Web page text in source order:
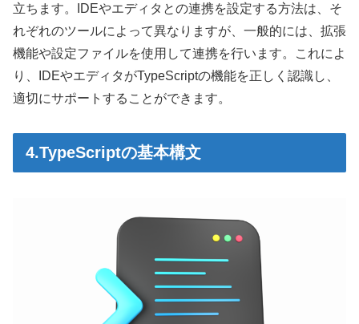
立ちます。IDEやエディタとの連携を設定する方法は、そ
れぞれのツールによって異なりますが、一般的には、拡張
機能や設定ファイルを使用して連携を行います。これによ
り、IDEやエディタがTypeScriptの機能を正しく認識し、
適切にサポートすることができます。
4.TypeScriptの基本構文